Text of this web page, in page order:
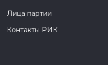
Лица партии
Контакты РИК